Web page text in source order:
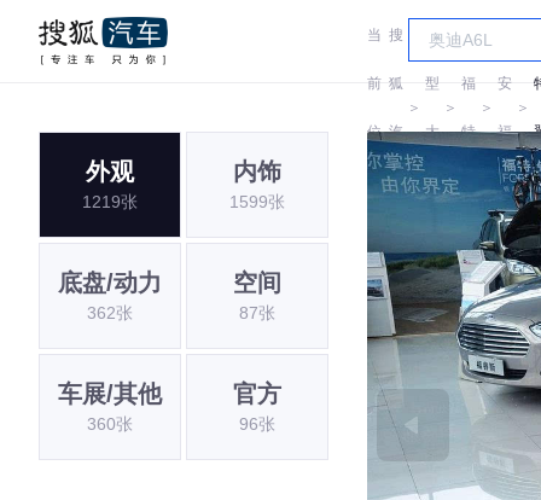
当
前
位
置:
搜
狐
汽
车
＞
车
型
大
全
＞
福
特
＞
安
福
特
＞
外观
1219张
内饰
1599张
底盘/动力
362张
空间
87张
车展/其他
360张
官方
96张